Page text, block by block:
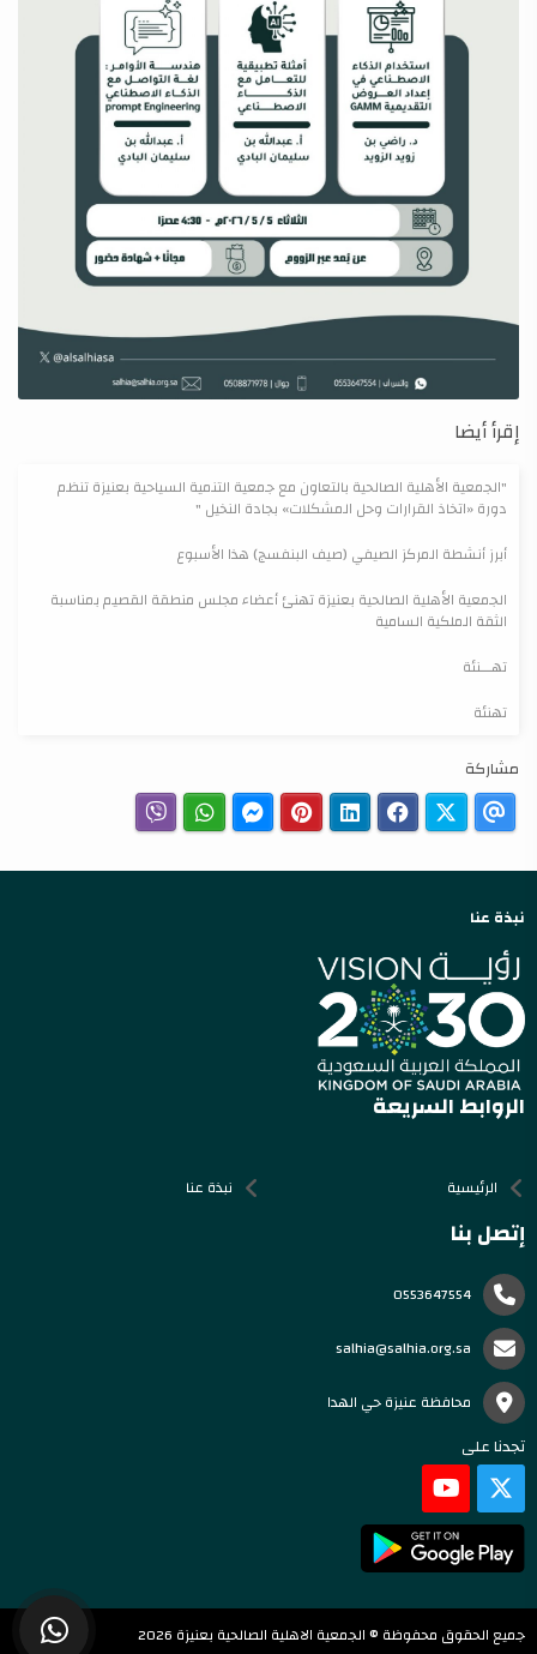
إقرأ أيضا
"الجمعية الأهلية الصالحية بالتعاون مع جمعية التنمية السياحية بعنيزة تنظم
دورة «اتخاذ القرارات وحل المشكلات» بجادة النخيل "
أبرز أنشطة المركز الصيفي (صيف البنفسج) هذا الأسبوع
الجمعية الأهلية الصالحية بعنيزة تهنئ أعضاء مجلس منطقة القصيم بمناسبة
الثقة الملكية السامية
تهـــنئة
تهنئة
مشاركة
نبذة عنا
الروابط السريعة
الرئيسية نبذة عنا
إتصل بنا
0553647554
salhia@salhia.org.sa
محافظة عنيزة حي الهدا
تجدنا على
جميع الحقوق محفوظة © الجمعية الاهلية الصالحية بعنيزة 2026